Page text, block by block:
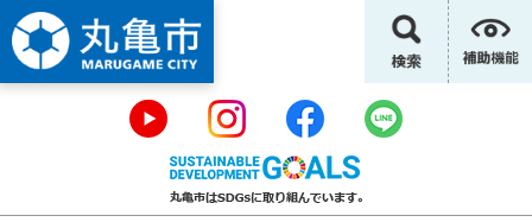
ー
ジ
の
。
ニ
ュ
ー
て